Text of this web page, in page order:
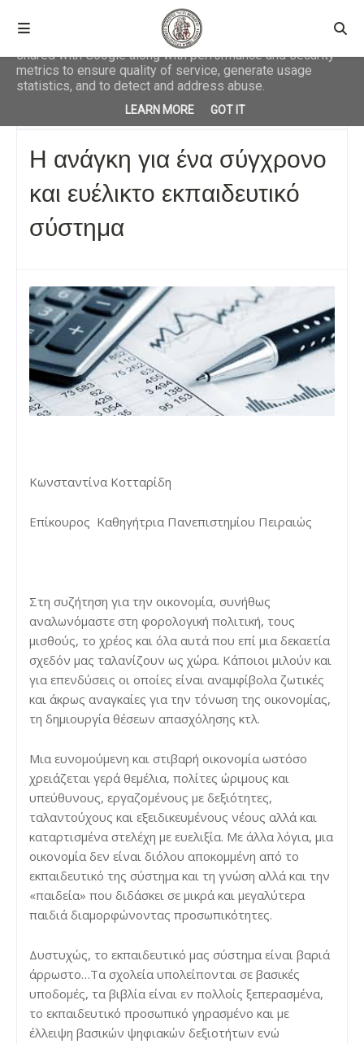
ευέλικτο εκπαιδευτικό σύστημα
Η ανάγκη για ένα σύγχρονο
και ευέλικτο εκπαιδευτικό
σύστημα
Κωνσταντίνα Κοτταρίδη
Επίκουρος Καθηγήτρια Πανεπιστημίου Πειραιώς
Στη συζήτηση για την οικονομία, συνήθως
αναλωνόμαστε στη φορολογική πολιτική, τους
μισθούς, το χρέος και όλα αυτά που επί μια δεκαετία
σχεδόν μας ταλανίζουν ως χώρα. Κάποιοι μιλούν και
για επενδύσεις οι οποίες είναι αναμφίβολα ζωτικές
και άκρως αναγκαίες για την τόνωση της οικονομίας,
τη δημιουργία θέσεων απασχόλησης κτλ.
Μια ευνομούμενη και στιβαρή οικονομία ωστόσο
χρειάζεται γερά θεμέλια, πολίτες ώριμους και
υπεύθυνους, εργαζομένους με δεξιότητες,
ταλαντούχους και εξειδικευμένους νέους αλλά και
καταρτισμένα στελέχη με ευελιξία. Με άλλα λόγια, μια
οικονομία δεν είναι διόλου αποκομμένη από το
εκπαιδευτικό της σύστημα και τη γνώση αλλά και την
«παιδεία» που διδάσκει σε μικρά και μεγαλύτερα
παιδιά διαμορφώνοντας προσωπικότητες.
Δυστυχώς, το εκπαιδευτικό μας σύστημα είναι βαριά
άρρωστο…Τα σχολεία υπολείπονται σε βασικές
υποδομές, τα βιβλία είναι εν πολλοίς ξεπερασμένα,
το εκπαιδευτικό προσωπικό γηρασμένο και με
έλλειψη βασικών ψηφιακών δεξιοτήτων ενώ
This site uses cookies from Google to deliver its services
and to analyze traffic. Your IP address and user-agent are
shared with Google along with performance and security
metrics to ensure quality of service, generate usage
statistics, and to detect and address abuse.
LEARN MORE GOT IT